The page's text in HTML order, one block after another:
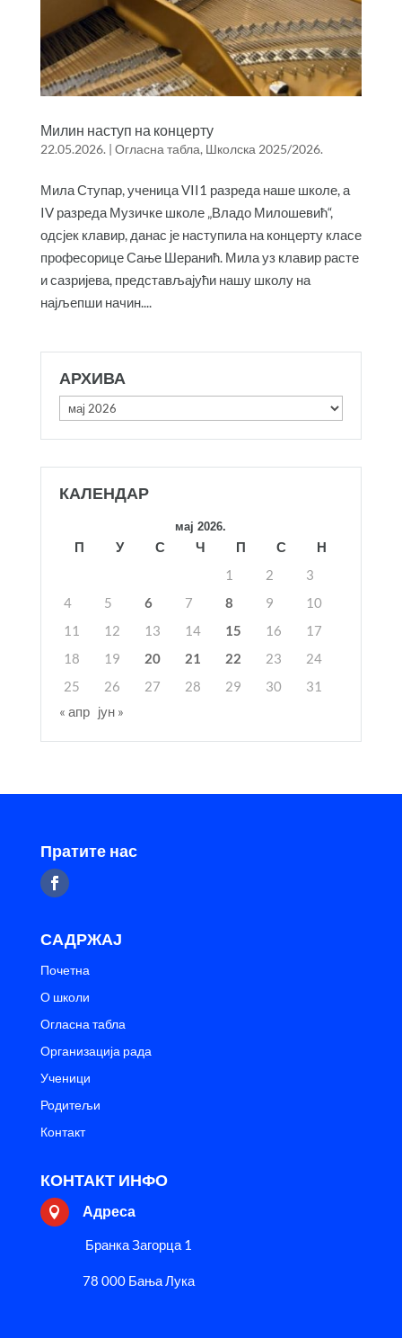
Милин наступ на концерту
22.05.2026. | Огласна табла, Школска 2025/2026.
Мила Ступар, ученица VII1 разреда наше школе, а
IV разреда Музичке школе „Владо Милошевић“,
одсјек клавир, данас је наступила на концерту класе
професорице Сање Шеранић. Мила уз клавир расте
и сазријева, представљајући нашу школу на
најљепши начин....
АРХИВА
Архива
КАЛЕНДАР
мај 2026.
П У С Ч П С
Н
1
2
3
4
5 6 7 8 9
10
11
12 13 14 15 16
17
18
19 20 21 22 23
24
25
26 27 28 29 30
31
« апр јун »
Пратите нас
САДРЖАЈ
Почетна
О школи
Огласна табла
Организација рада
Ученици
Родитељи
Контакт
КОНТАКТ ИНФО
 Адреса
Бранка Загорца 1
78 000 Бања Лука